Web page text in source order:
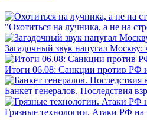
"Охотиться на лучника, а не на
Загадочный звук напугал Москву:
Итоги 06.08: Санкции против РФ
Банкет генералов. Последствия
Грязные технологии. Атаки РФ